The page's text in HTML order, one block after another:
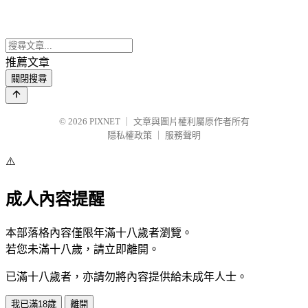
推薦文章
關閉搜尋
© 2026 PIXNET
文章與圖片權利屬原作者所有
隱私權政策
服務聲明
⚠️
成人內容提醒
本部落格內容僅限年滿十八歲者瀏覽。
若您未滿十八歲，請立即離開。
已滿十八歲者，亦請勿將內容提供給未成年人士。
我已滿18歲 離開